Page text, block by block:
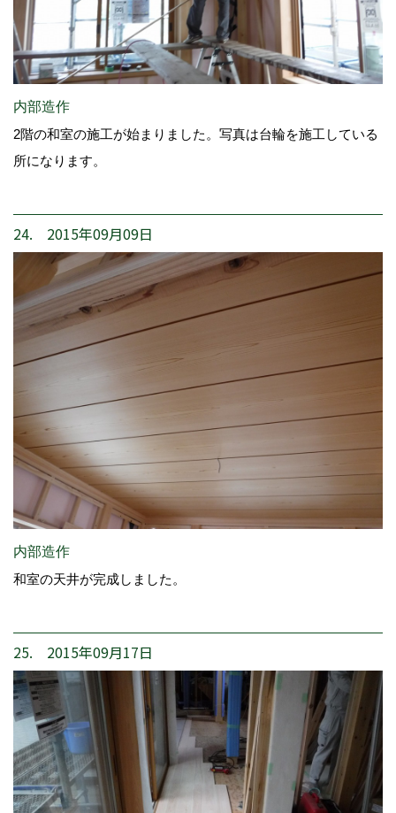
内部造作
2階の和室の施工が始まりました。写真は台輪を施工している
所になります。
24. 2015年09月09日
内部造作
和室の天井が完成しました。
25. 2015年09月17日